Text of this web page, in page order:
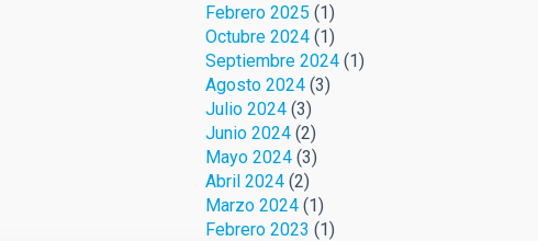
Febrero 2025 (1)
Octubre 2024(1)
Septiembre 2024(1)
Agosto 2024(3)
Julio 2024(3)
Junio 2024(2)
Mayo 2024(3)
Abril 2024(2)
Marzo 2024(1)
Febrero 2023 (1)